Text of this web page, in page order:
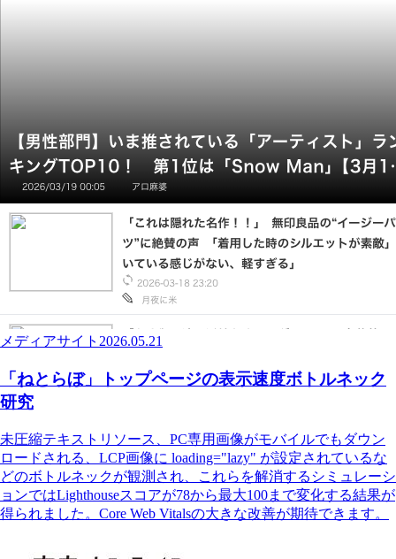
メディアサイト 2026.05.21
「ねとらぼ」トップページの表示速度ボトルネック
研究
未圧縮テキストリソース、PC専用画像がモバイルでもダウン
ロードされる、LCP画像に loading="lazy" が設定されているな
どのボトルネックが観測され、これらを解消するシミュレーシ
ョンではLighthouseスコアが78から最大100まで変化する結果が
得られました。Core Web Vitalsの大きな改善が期待できます。